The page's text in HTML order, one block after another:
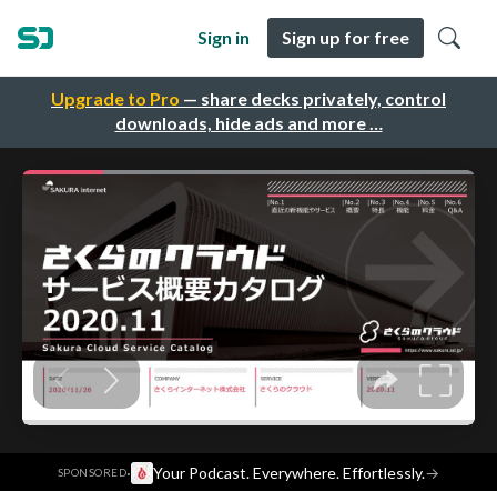
Upgrade to Pro — share decks privately, control
downloads, hide ads and more …
Sign in Sign up for free
SPONSORED· Your Podcast. Everywhere. Effortlessly.→